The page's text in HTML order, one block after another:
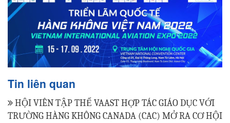
Tin liên quan
HỘI VIÊN TẬP THỂ VAAST HỢP TÁC GIÁO DỤC VỚI
TRƯỜNG HÀNG KHÔNG CANADA (CAC) MỞ RA CƠ HỘI